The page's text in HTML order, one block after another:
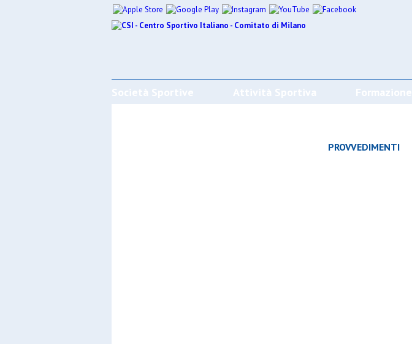
Società Sportive Attività Sportiva Formazione
PROVVEDIMENTI